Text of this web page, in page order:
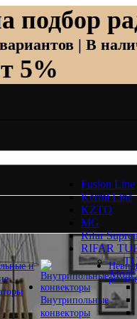
| В
5%
Fusion Line
Kermi Line
KZTO
MG
Rifar
RIFAR
и
Внутрипольные
конвекторы